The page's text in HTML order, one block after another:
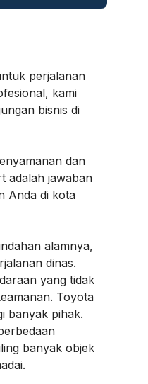
perjalanan
kami
bisnis di
dan
adalah jawaban
Anda di kota
alamnya,
dinas.
yang tidak
Toyota
banyak pihak.
banyak objek